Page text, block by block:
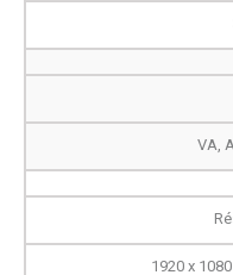
VA,
1920 x